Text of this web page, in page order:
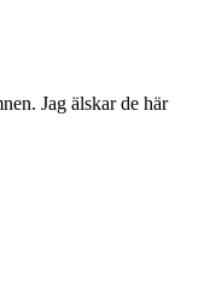
Jag älskar de här